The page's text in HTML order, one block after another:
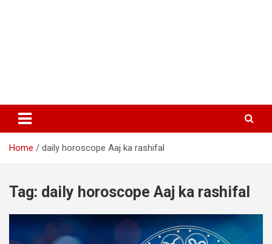
Home daily horoscope Aaj ka rashifal
Tag: daily horoscope Aaj ka rashifal